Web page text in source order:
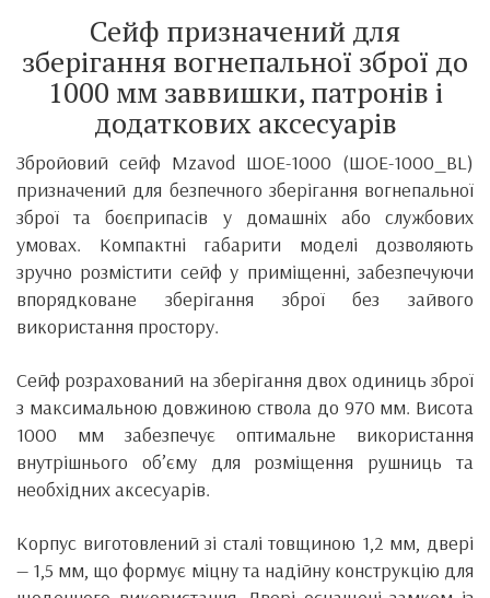
Сейф призначений для
зберігання вогнепальної зброї до
1000 мм заввишки, патронів і
додаткових аксесуарів
Збройовий сейф Mzavod ШОЕ-1000 (ШОE-1000_BL)
призначений для безпечного зберігання вогнепальної
зброї та боєприпасів у домашніх або службових
умовах. Компактні габарити моделі дозволяють
зручно розмістити сейф у приміщенні, забезпечуючи
впорядковане зберігання зброї без зайвого
використання простору.
Сейф розрахований на зберігання двох одиниць зброї
з максимальною довжиною ствола до 970 мм. Висота
1000 мм забезпечує оптимальне використання
внутрішнього об’єму для розміщення рушниць та
необхідних аксесуарів.
Корпус виготовлений зі сталі товщиною 1,2 мм, двері
— 1,5 мм, що формує міцну та надійну конструкцію для